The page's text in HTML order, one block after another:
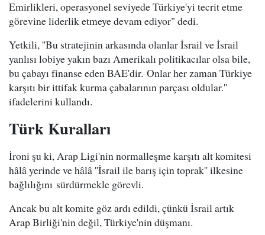
Emirlikleri, operasyonel seviyede Türkiye'yi tecrit etme
görevine liderlik etmeye devam ediyor" dedi.
Yetkili, ''Bu stratejinin arkasında olanlar İsrail ve İsrail
yanlısı lobiye yakın bazı Amerikalı politikacılar olsa bile,
bu çabayı finanse eden BAE'dir. Onlar her zaman Türkiye
karşıtı bir ittifak kurma çabalarının parçası oldular.''
ifadelerini kullandı.
Türk Kuralları
İroni şu ki, Arap Ligi'nin normalleşme karşıtı alt komitesi
hâlâ yerinde ve hâlâ ''İsrail ile barış için toprak'' ilkesine
bağlılığını sürdürmekle görevli.
Ancak bu alt komite göz ardı edildi, çünkü İsrail artık
Arap Birliği'nin değil, Türkiye'nin düşmanı.